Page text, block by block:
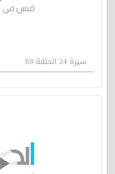
سيرة 24 الحلقة 69